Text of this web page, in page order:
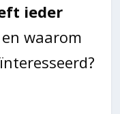
ieder
waarom